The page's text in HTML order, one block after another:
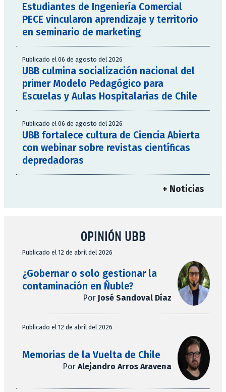
Estudiantes de Ingeniería Comercial
PECE vincularon aprendizaje y territorio
en seminario de marketing
Publicado el 06 de agosto del 2026
UBB culmina socialización nacional del
primer Modelo Pedagógico para
Escuelas y Aulas Hospitalarias de Chile
Publicado el 06 de agosto del 2026
UBB fortalece cultura de Ciencia Abierta
con webinar sobre revistas científicas
depredadoras
+ Noticias
OPINIÓN UBB
Publicado el 12 de abril del 2026
¿Gobernar o solo gestionar la
contaminación en Ñuble?
Por José Sandoval Díaz
Publicado el 12 de abril del 2026
Memorias de la Vuelta de Chile
Por Alejandro Arros Aravena